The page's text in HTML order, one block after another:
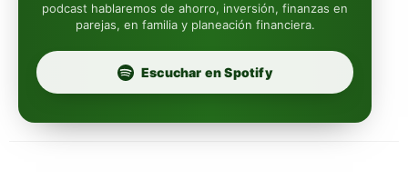
Profuturo
podcast hablaremos de ahorro, inversión, finanzas en
parejas, en familia y planeación financiera.
Escuchar en Spotify